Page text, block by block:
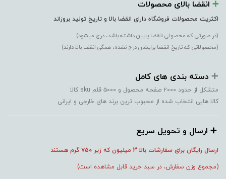
➕️ انقضا بالای محصولات
اکثریت محصولات فروشگاه دارای انقضا بالا و تاریخ تولید بروزاند
(در صورتی که محصولی انقضا پایین داشته باشد، درج میشود)
(محصولاتی که تاریخ انقضا برایشان درج نشده، همگی انقضا بالا دارند)
➕️ دسته بندی های کامل
متشکل از حدود ۲۰۰۰ صفحه محصول و ۵۰۰۰ قلم sku کالا
کالا هایی انتخاب شده از محبوب ترین برند های خارجی و ایرانی
➕️ ارسال و تحویل سریع
ارسال رایگان برای سفارشات بالا 3 میلیون که زیر ۷۵۰ گرم هستند
(مجموع وزن سفارش، در سبد خرید قابل مشاهده است)